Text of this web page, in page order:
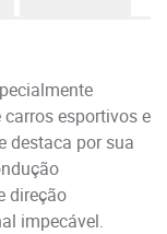
esportivos e
destaca por sua
direção
impecável.